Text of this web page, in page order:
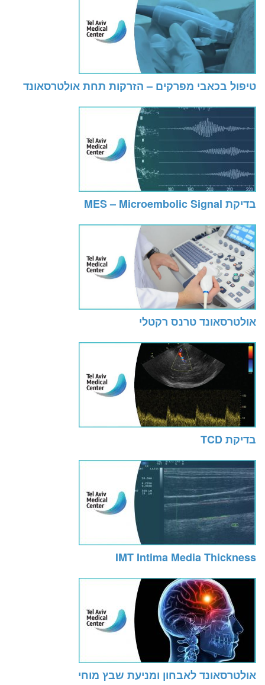
טיפול בכאבי מפרקים – הזרקות תחת אולטרסאונד
בדיקת MES – Microembolic Signal
אולטרסאונד טרנס רקטלי
בדיקת TCD
IMT Intima Media Thickness
אולטרסאונד לאבחון ומניעת שבץ מוחי